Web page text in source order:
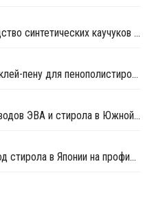
LG Chem возобновила производство синтетических каучуков в Южной Корее после профилактики
Технониколь выпустила новую клей-пену для пенополистирола
LG Chem возобновит работу заводов ЭВА и стирола в Южной Корее
Idemitsu Kosan остановила завод стирола в Японии на профилактику